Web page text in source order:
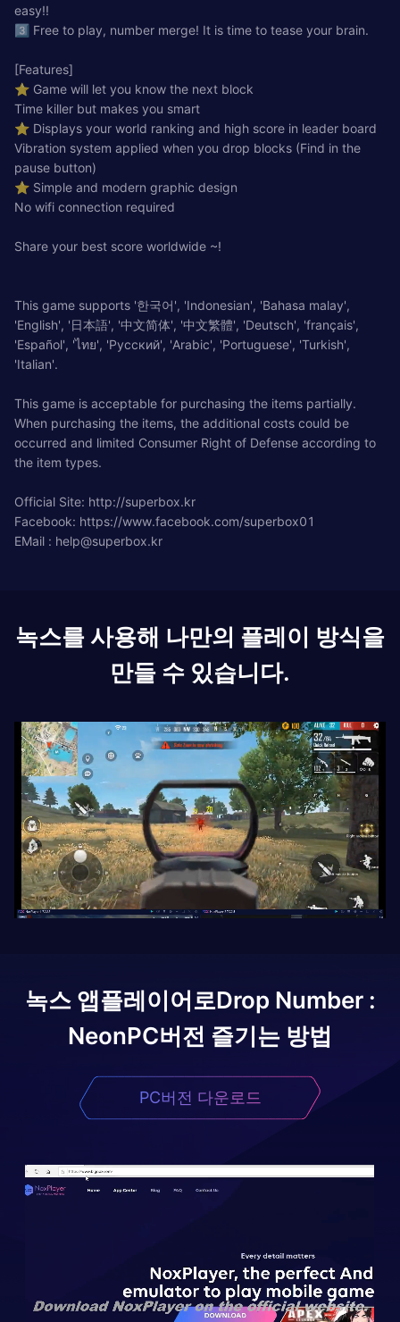
easy!!
3⃣ Free to play, number merge! It is time to tease your brain.
[Features]
⭐ Game will let you know the next block
Time killer but makes you smart
⭐ Displays your world ranking and high score in leader board
Vibration system applied when you drop blocks (Find in the
pause button)
⭐ Simple and modern graphic design
No wifi connection required
Share your best score worldwide ~!
This game supports '한국어', 'Indonesian', 'Bahasa malay',
'English', '日本語', '中文简体', '中文繁體', 'Deutsch', 'français',
'Español', 'ไทย', 'Русский', 'Arabic', 'Portuguese', 'Turkish',
'Italian'.
This game is acceptable for purchasing the items partially.
When purchasing the items, the additional costs could be
occurred and limited Consumer Right of Defense according to
the item types.
Official Site: http://superbox.kr
Facebook: https://www.facebook.com/superbox01
EMail : help@superbox.kr
녹스를 사용해 나만의 플레이 방식을
만들 수 있습니다.
녹스 앱플레이어로Drop Number :
NeonPC버전 즐기는 방법
PC버전 다운로드